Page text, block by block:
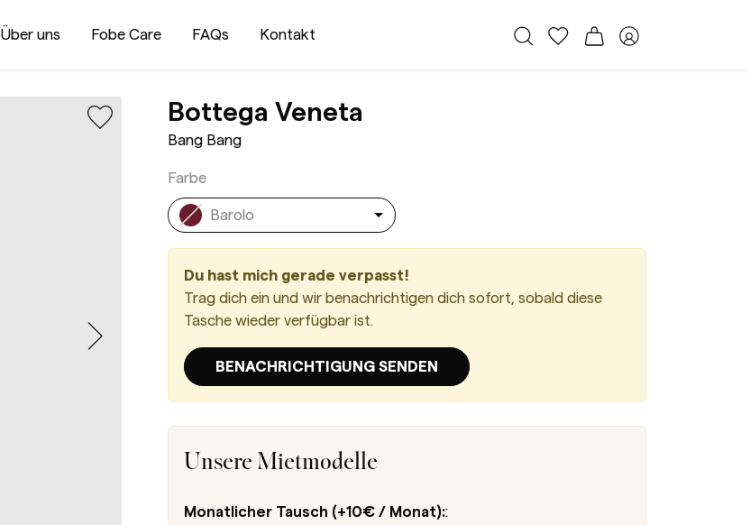
Über uns Fobe Care FAQs Kontakt Alle Taschen
Meine Favoriten
WarenkorbMember Bereich
Bottega Veneta
Bang Bang
Farbe
Barolo
Du hast mich gerade verpasst!
Trag dich ein und wir benachrichtigen dich sofort, sobald diese
Tasche wieder verfügbar ist.
BENACHRICHTIGUNG SENDEN
Unsere Mietmodelle
Monatlicher Tausch (+10€ / Monat)::